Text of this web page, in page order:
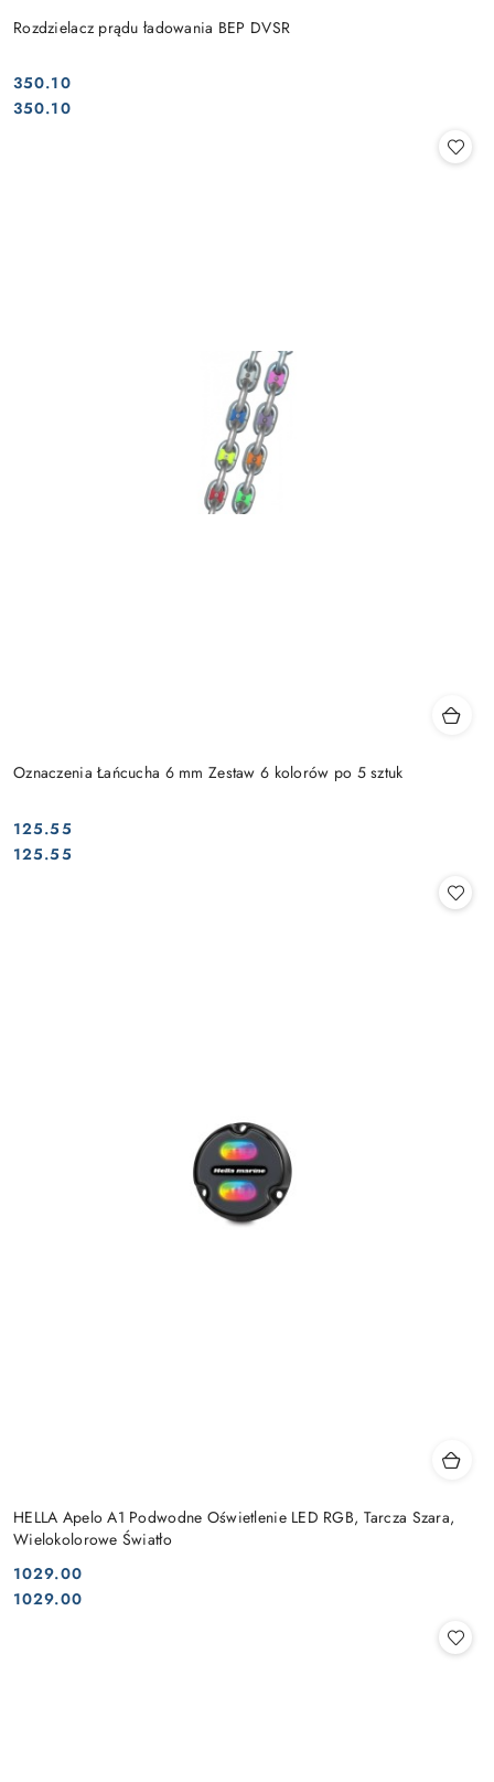
Rozdzielacz prądu ładowania BEP DVSR
Cena:
350.10
Cena:
350.10
Oznaczenia Łańcucha 6 mm Zestaw 6 kolorów po 5 sztuk
Cena:
125.55
Cena:
125.55
HELLA Apelo A1 Podwodne Oświetlenie LED RGB, Tarcza Szara,
Wielokolorowe Światło
Cena:
1029.00
Cena:
1029.00